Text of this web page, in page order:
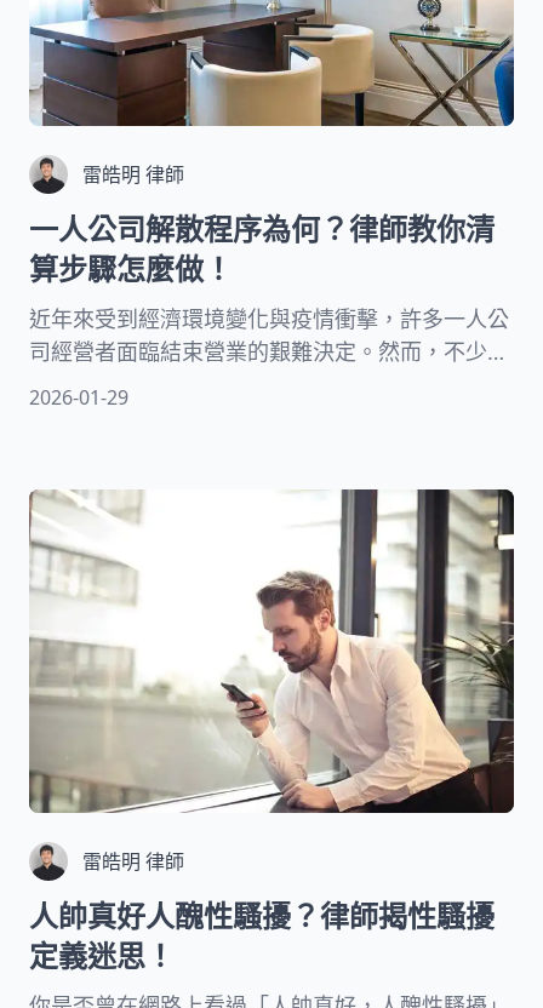
雷皓明 律師
一人公司解散程序為何？律師教你清
算步驟怎麼做！
近年來受到經濟環境變化與疫情衝擊，許多一人公
司經營者面臨結束營業的艱難決定。然而，不少創
業者誤以為公司解散只是「不做生意了」這麼簡
追討，甚至負責人遭限制出境等嚴重後果。許多經
營者因為不了解法定流程，導致後續衍生稅務與法
律責任問題。本文由專業律師撰寫，將完整說明公
司解散流程的法律要件、執行步驟與實務建議。
2026-01-29
雷皓明 律師
人帥真好人醜性騷擾？律師揭性騷擾
定義迷思！